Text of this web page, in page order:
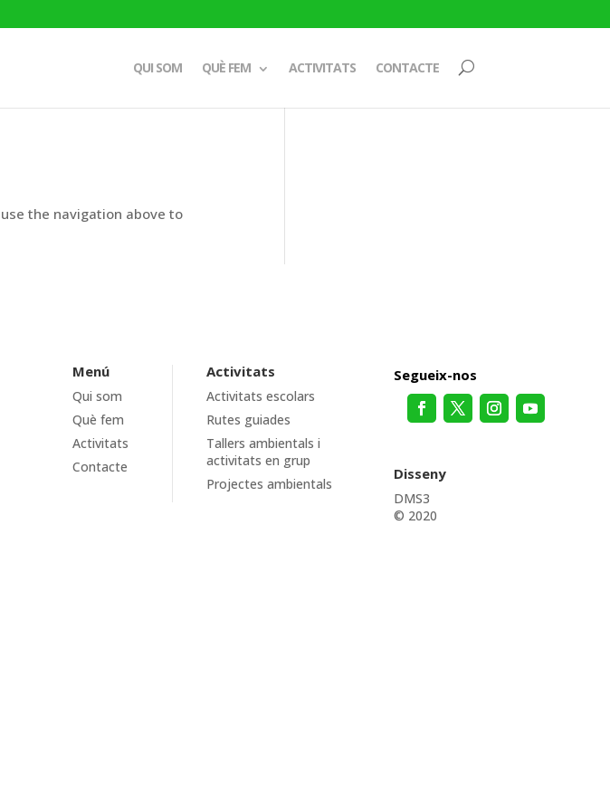
QUI SOM QUÈ FEM ACTIVITATS CONTACTE
the navigation above to
Menú
Qui som
Què fem
Activitats
Contacte
Activitats
Activitats escolars
Rutes guiades
Tallers ambientals i
activitats en grup
Projectes ambientals
Segueix-nos
Disseny
DMS3
© 2020